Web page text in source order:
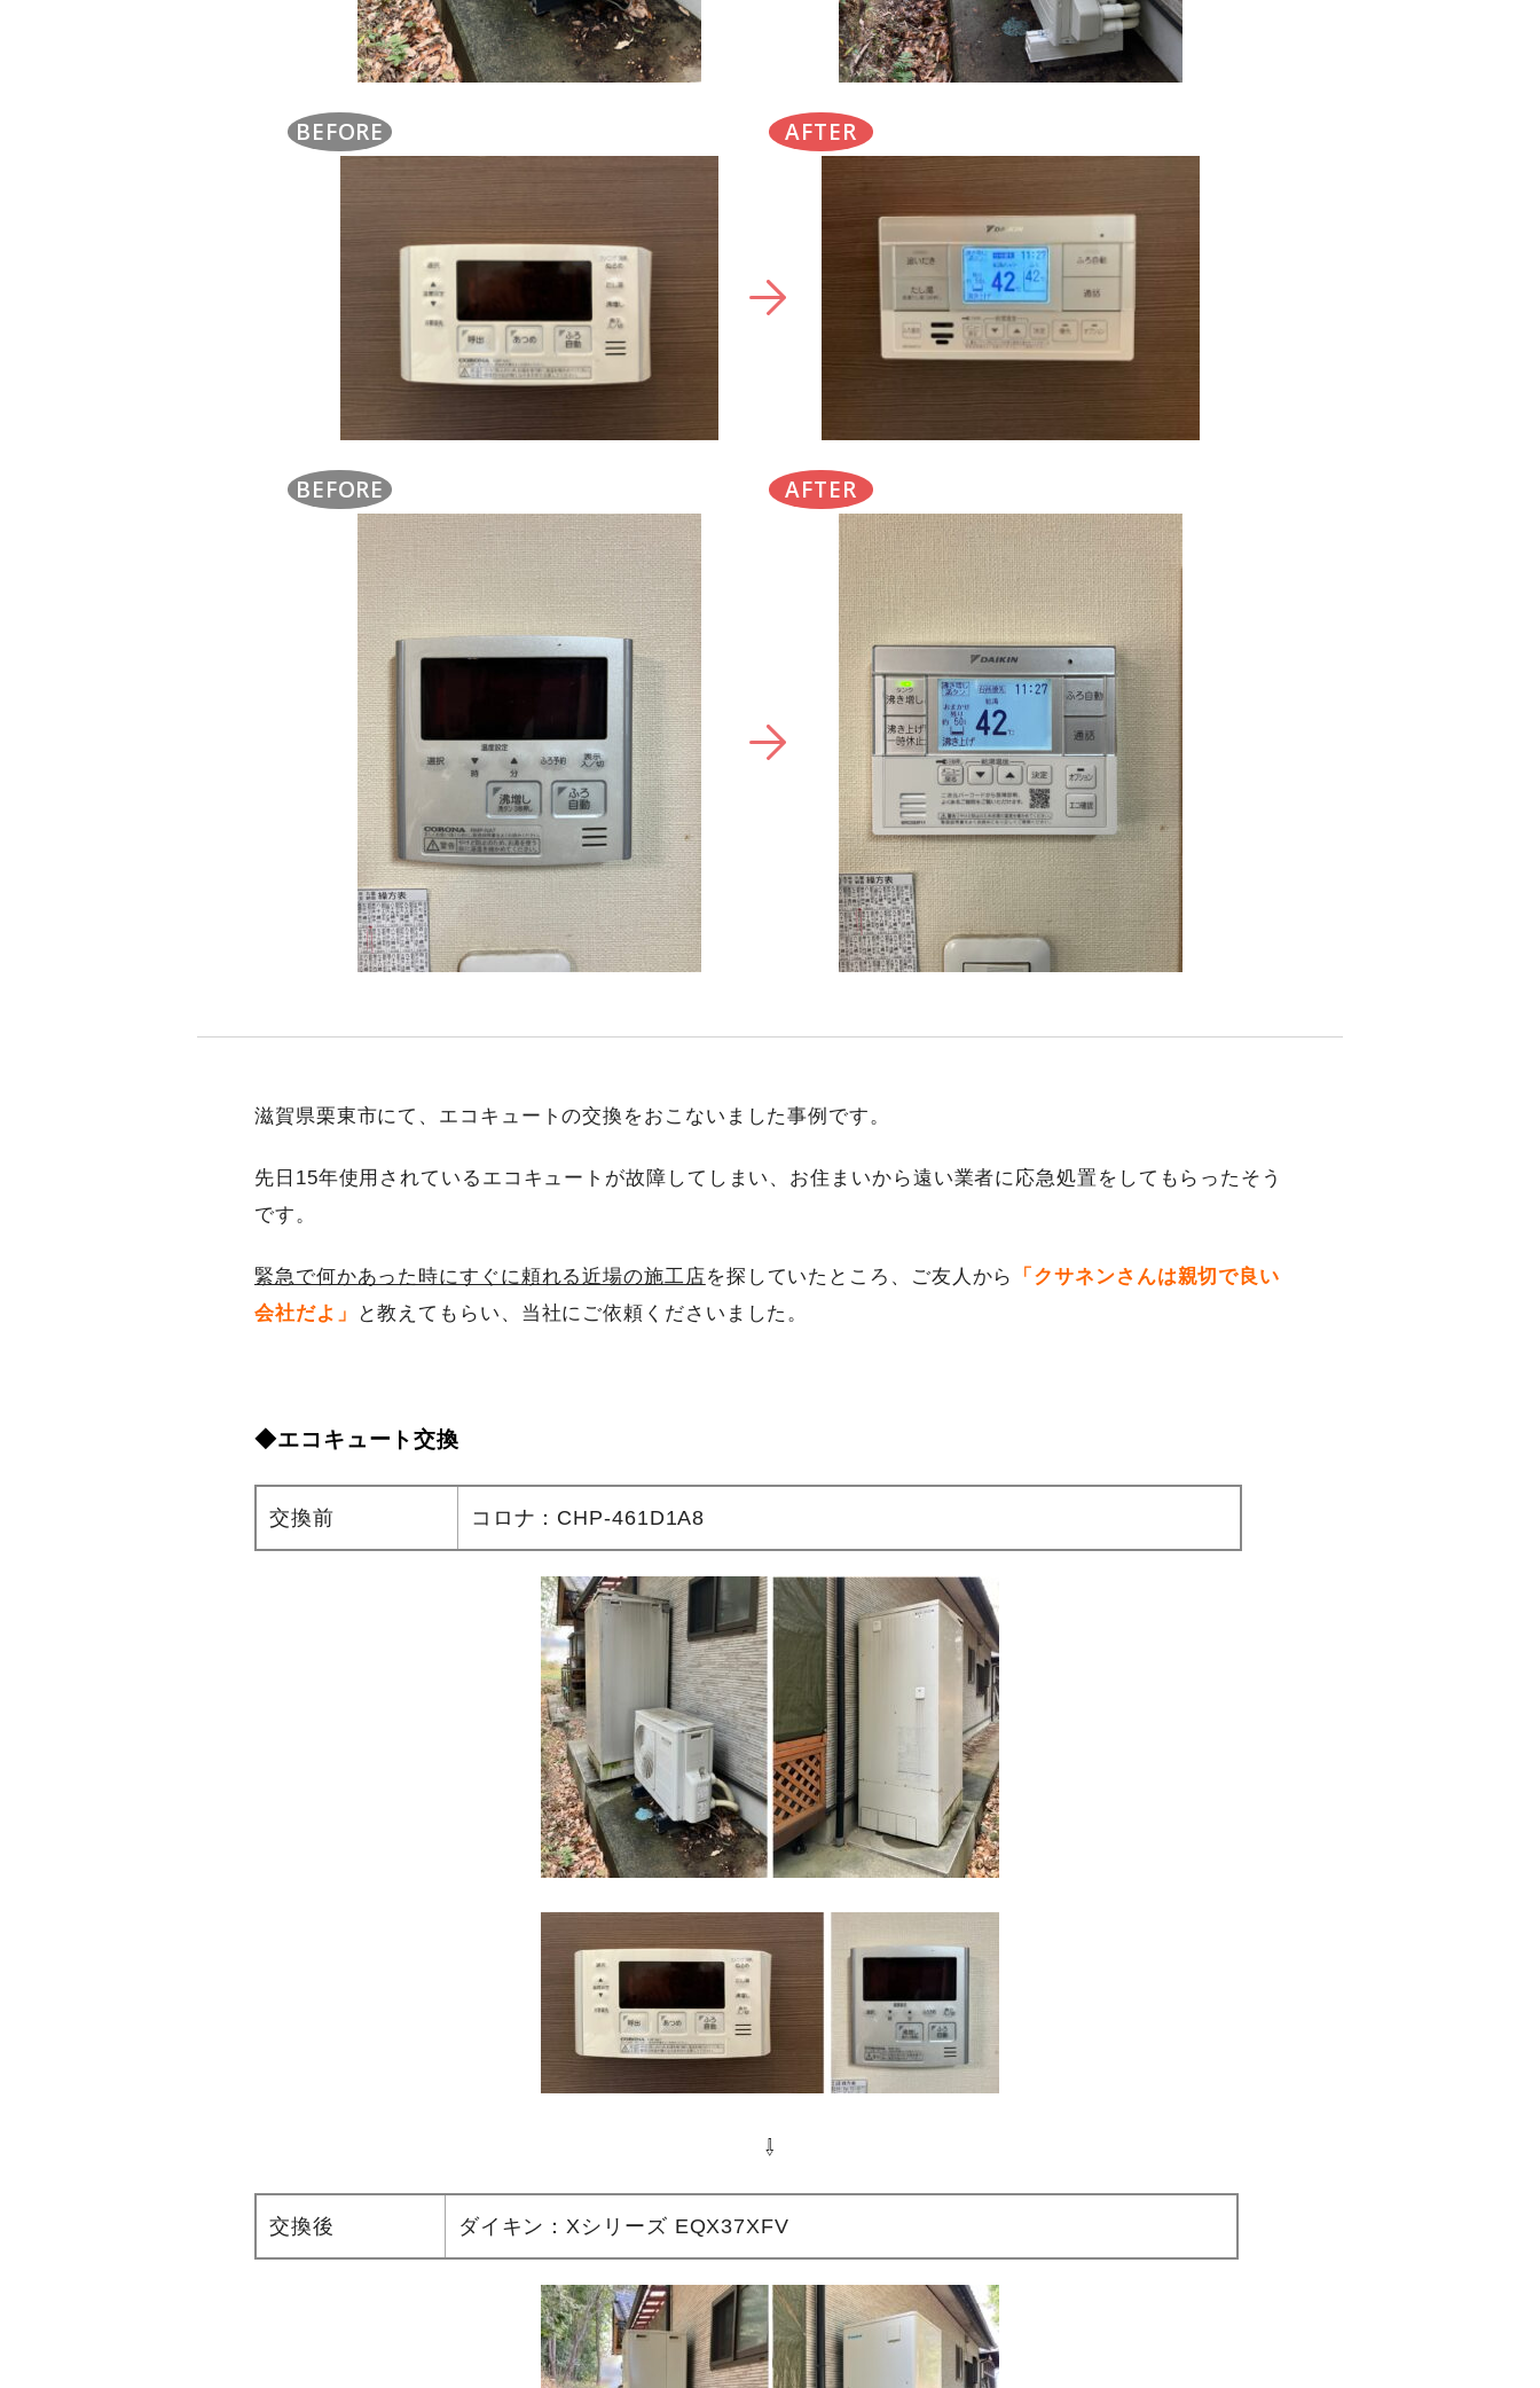
BEFORE AFTER
BEFORE AFTER
滋賀県栗東市にて、エコキュートの交換をおこないました事例です。
先日15年使用されているエコキュートが故障してしまい、お住まいから遠い業者に応急処置をしてもらったそう
です。
緊急で何かあった時にすぐに頼れる近場の施工店を探していたところ、ご友人から
「クサネンさんは親切で良い
会社だよ」
と教えてもらい、当社にご依頼くださいました。
◆エコキュート交換
交換前 コロナ：CHP-461D1A8
⇩
交換後 ダイキン：Xシリーズ EQX37XFV